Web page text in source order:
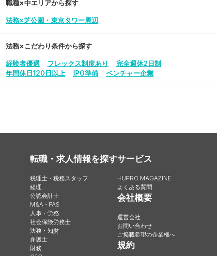
職種×中エリアから探す
法務×芝公園・東京タワー周辺
法務×こだわり条件から探す
経験者優遇 フレックス制度あり
完全週休2日制
年間休日120日以上
IPO準備 ベンチャー企業
転職・求人情報を探す
税理士・税務スタッフ
経理
公認会計士
M&A・FAS
人事・労務
社会保険労務士
法務・知財
弁護士
財務
サービス
HUPRO MAGAZINE
よくある質問
会社概要
運営会社
お問い合わせ
ご掲載希望の企業様へ
規約